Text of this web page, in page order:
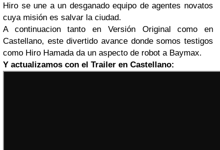
Hiro se une a un desganado equipo de agentes novatos
cuya misión es salvar la ciudad.
A continuacion tanto en Versión Original como en
Castellano, este divertido avance donde somos testigos
como Hiro Hamada da un aspecto de robot a Baymax.
Y actualizamos con el Trailer en Castellano: